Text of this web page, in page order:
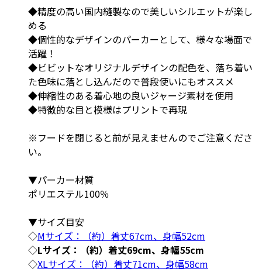
◆精度の高い国内縫製なので美しいシルエットが楽し
める
◆個性的なデザインのパーカーとして、様々な場面で
活躍！
◆ビビットなオリジナルデザインの配色を、落ち着い
た色味に落とし込んだので普段使いにもオススメ
◆伸縮性のある着心地の良いジャージ素材を使用
◆特徴的な目と模様はプリントで再現
※フードを閉じると前が見えませんのでご注意くださ
い。
▼パーカー材質
ポリエステル100％
▼サイズ目安
◇Mサイズ：（約）着丈67cm、身幅52cm
◇Lサイズ：（約）着丈69cm、身幅55cm
◇XLサイズ：（約）着丈71cm、身幅58cm